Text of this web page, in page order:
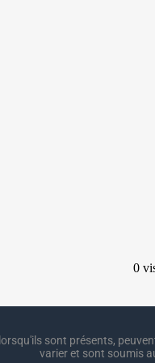
sont présents,
varier et sont soumis